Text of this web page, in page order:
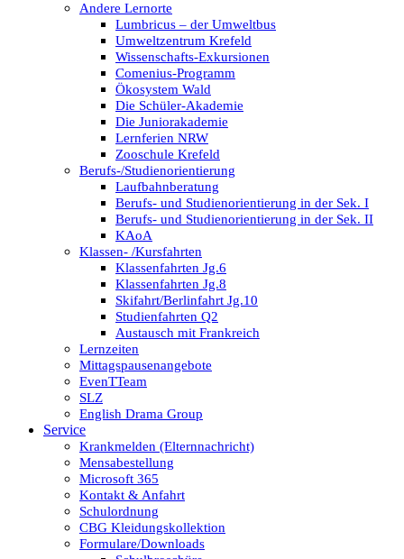
Andere Lernorte
Lumbricus – der Umweltbus
Umweltzentrum Krefeld
Wissenschafts-Exkursionen
Comenius-Programm
Ökosystem Wald
Die Schüler-Akademie
Die Juniorakademie
Lernferien NRW
Zooschule Krefeld
Berufs-/Studienorientierung
Laufbahnberatung
Berufs- und Studienorientierung in der Sek. I
Berufs- und Studienorientierung in der Sek. II
KAoA
Klassen- /Kursfahrten
Klassenfahrten Jg.6
Klassenfahrten Jg.8
Skifahrt/Berlinfahrt Jg.10
Studienfahrten Q2
Austausch mit Frankreich
Lernzeiten
Mittagspausenangebote
EvenTTeam
SLZ
English Drama Group
Service
Krankmelden (Elternnachricht)
Mensabestellung
Microsoft 365
Kontakt & Anfahrt
Schulordnung
CBG Kleidungskollektion
Formulare/Downloads